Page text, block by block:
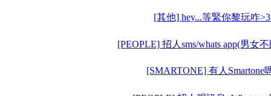
[其他] hey...等緊你黎玩咋
[PEOPLE] 招人sms/whats app(男女
[SMARTONE] 有人Smartone